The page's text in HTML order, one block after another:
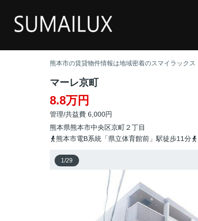
熊本市の賃貸物件情報は地域密着のスマイラックス
マーレ京町
8.8万円
管理/共益費 6,000円
熊本県熊本市中央区京町２丁目
熊本市電B系統「県立体育館前」駅徒歩11分
1/29